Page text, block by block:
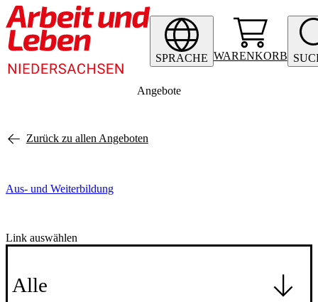
SPRACHE WARENKORB
Angebote
Zurück zu allen Angeboten
Aus- und Weiterbildung
Link auswählen
Alle